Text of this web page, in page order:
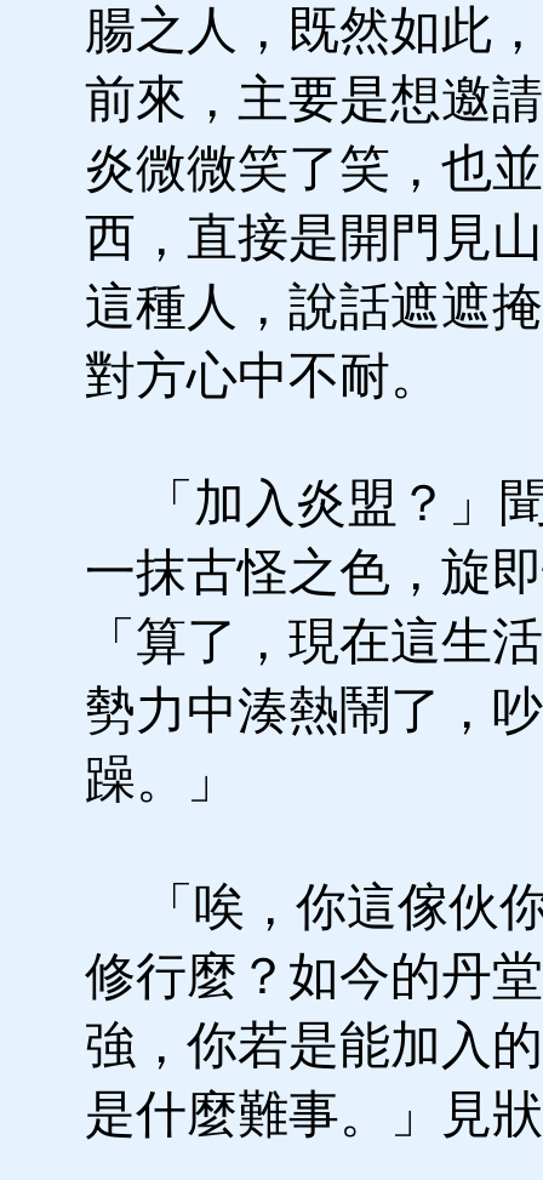
腸之人，既然如此
前來，主要是想邀
炎微微笑了笑，也
西，直接是開門見
這種人，說話遮遮
對方心中不耐。
「加入炎盟？」
一抹古怪之色，旋
「算了，現在這生
勢力中湊熱鬧了，
躁。」
「唉，你這傢伙
修行麼？如今的丹
強，你若是能加入
是什麼難事。」見